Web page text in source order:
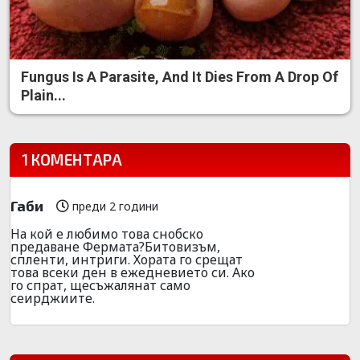
Fungus Is A Parasite, And It Dies From A Drop Of
Plain...
1 КОМЕНТАРА
Габи преди 2 години
На кой е любимо това снобско
предаване Фермата?Битовизъм,
спленти, интриги. Хората го срещат
това всеки ден в ежедневието си. Ако
го спрат, щесъжалянат само
сеирджиите.